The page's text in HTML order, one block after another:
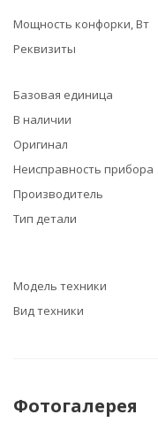
Мощность конфорки, Вт
Реквизиты
Базовая единица
В наличии
Оригинал
Неисправность прибора
Производитель
Тип детали
Модель техники
Вид техники
Фотогалерея